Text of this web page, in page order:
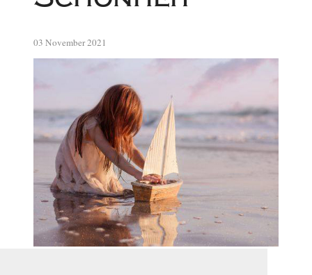
03 November 2021